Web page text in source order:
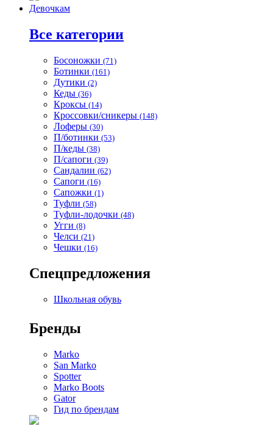
Девочкам
Все категории
Босоножки (71)
Ботинки (161)
Дутики (2)
Кеды (36)
Кроксы (14)
Кроссовки/сникеры (148)
Лоферы (30)
П/ботинки (53)
П/кеды (38)
П/сапоги (39)
Сандалии (62)
Сапоги (16)
Сапожки (1)
Туфли (58)
Туфли-лодочки (48)
Угги (8)
Челси (21)
Чешки (16)
Спецпредложения
Школьная обувь
Бренды
Marko
San Marko
Spotter
Marko Boots
Gator
Гид по брендам